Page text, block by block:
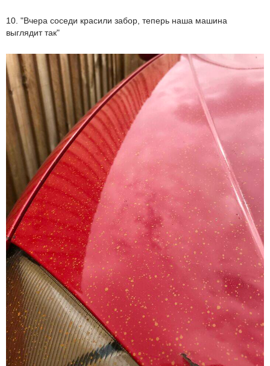
10. "Вчера соседи красили забор, теперь наша машина
выглядит так"